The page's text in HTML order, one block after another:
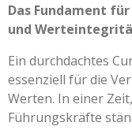
Das Fundament
und
Ein durchdachtes
essenziell für die
Werten. In einer
Führungskräfte